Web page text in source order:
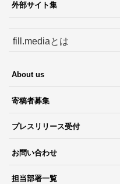
外部サイト集
fill.mediaとは
About us
寄稿者募集
プレスリリース受付
お問い合わせ
担当部署一覧